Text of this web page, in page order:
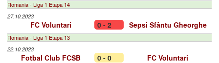
Romania - Liga 1 Etapa 14
27.10.2023
FC Voluntari 0 - 2 Sepsi Sfântu Gheorghe
Romania - Liga 1 Etapa 13
22.10.2023
Fotbal Club FCSB 0 - 0 FC Voluntari